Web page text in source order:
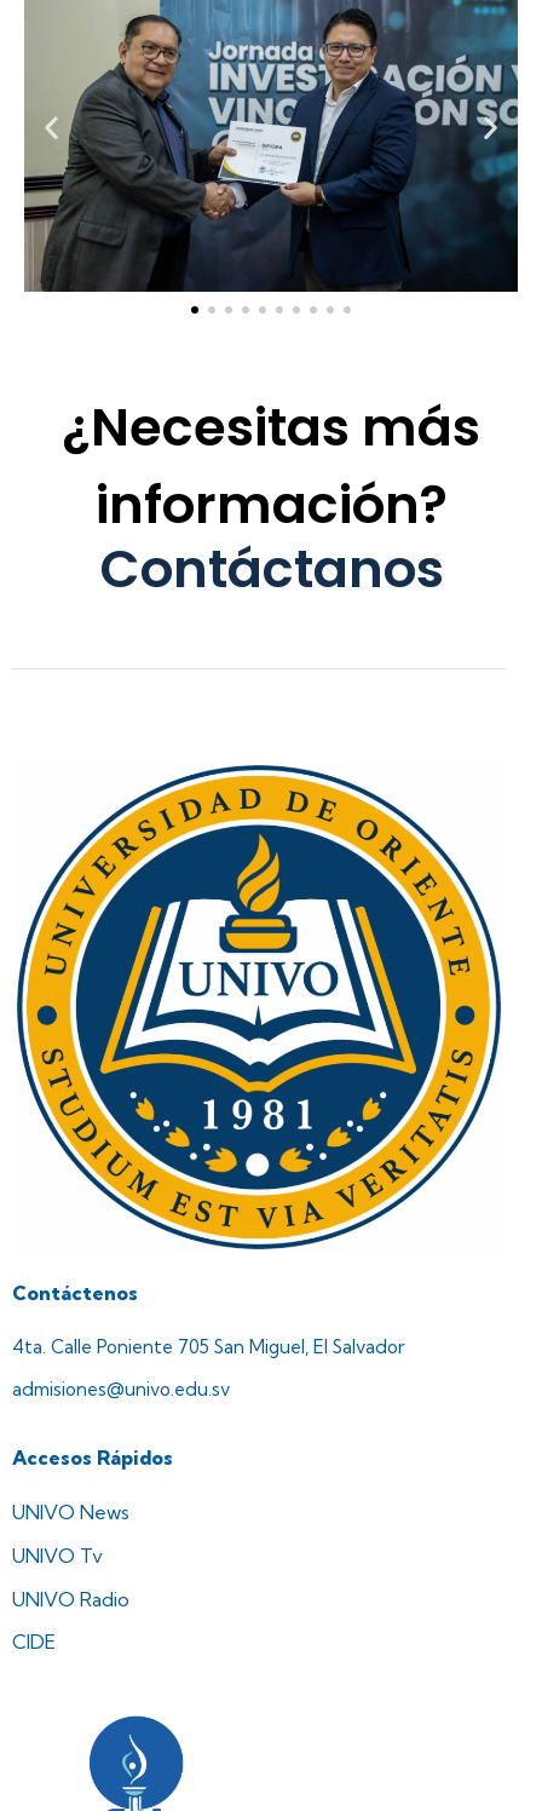
¿Necesitas más
información?
Contáctanos
Contáctenos
4ta. Calle Poniente 705 San Miguel, El Salvador
admisiones@univo.edu.sv
Accesos Rápidos
UNIVO News
UNIVO Tv
UNIVO Radio
CIDE